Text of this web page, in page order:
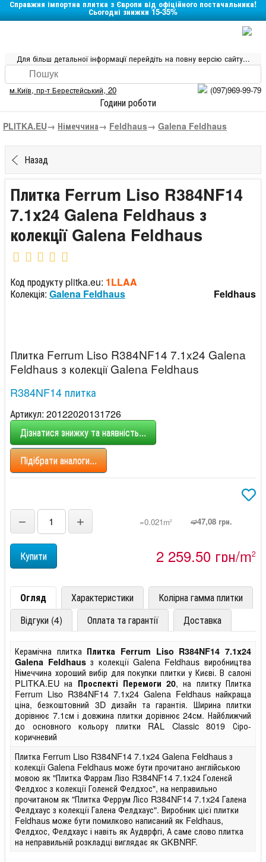
Справжня імпортна плитка з Європи від офіційного постачальника!
Сьогодні знижки 15-35%
Для більш детальної інформації перейдіть на повну версію сайту...
м.Київ, пр-т Берестейський, 20 (097)969-99-79
Години роботи
PLITKA.EU→ Німеччина→ Feldhaus→ Galena Feldhaus
Назад
Плитка Ferrum Liso R384NF14
7.1x24 Galena Feldhaus з
колекції Galena Feldhaus
Код продукту plitka.eu: 1LLAA
Колекція: Galena Feldhaus Feldhaus
Плитка Ferrum Liso R384NF14 7.1x24 Galena
Feldhaus з колекції Galena Feldhaus
R384NF14 плитка
Артикул: 20122020131726
Дізнатися знижку та наявність...
Підібрати аналоги...
− + =0.021m2 ➫47,08 грн.
2 259,50 грн/m2
Огляд Характеристики
Колірна гамма плитки
Відгуки (4)
Оплата та гарантії Доставка
Керамічна плитка Плитка Ferrum Liso R384NF14 7.1x24
Galena Feldhausз колекції Galena Feldhaus виробництва
Німеччина хороший вибір для покупки плитки у Києві. В салоні
PLITKA.EU на Проспекті Перемоги 20, на плитку Плитка
Ferrum Liso R384NF14 7.1x24 Galena Feldhaus найкраща
ціна, безкоштовний 3D дизайн та гарантія. Ширина плитки
дорівнює 7.1см і довжина плитки дорівнює 24см. Найближчий
до основного кольору плитки RAL Classic 8019 Сіро-
коричневий
Плитка Ferrum Liso R384NF14 7.1x24 Galena Feldhaus з
колекції Galena Feldhaus може бути прочитано англійською
мовою як "Плитка Фаррам Лізо R384NF14 7.1x24 Голенєй
Фелдхос з колекції Голенєй Фелдхос", на неправильно
прочитаном як "Плитка Феррум Лісо R384NF14 7.1x24 Галена
Фелдхаус з колекції Галена Фелдхаус". Виробник цієї плитки
Feldhaus може бути помилково написаний як Feldhaus,
Фелдхос, Фелдхаус і навіть як Аудврфгі, А саме слово плитка
на неправильній розкладці виглядає як GKBNRF.